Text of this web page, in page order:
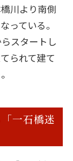
川より南側
っている。
スタートし
られて建て
一石橋迷